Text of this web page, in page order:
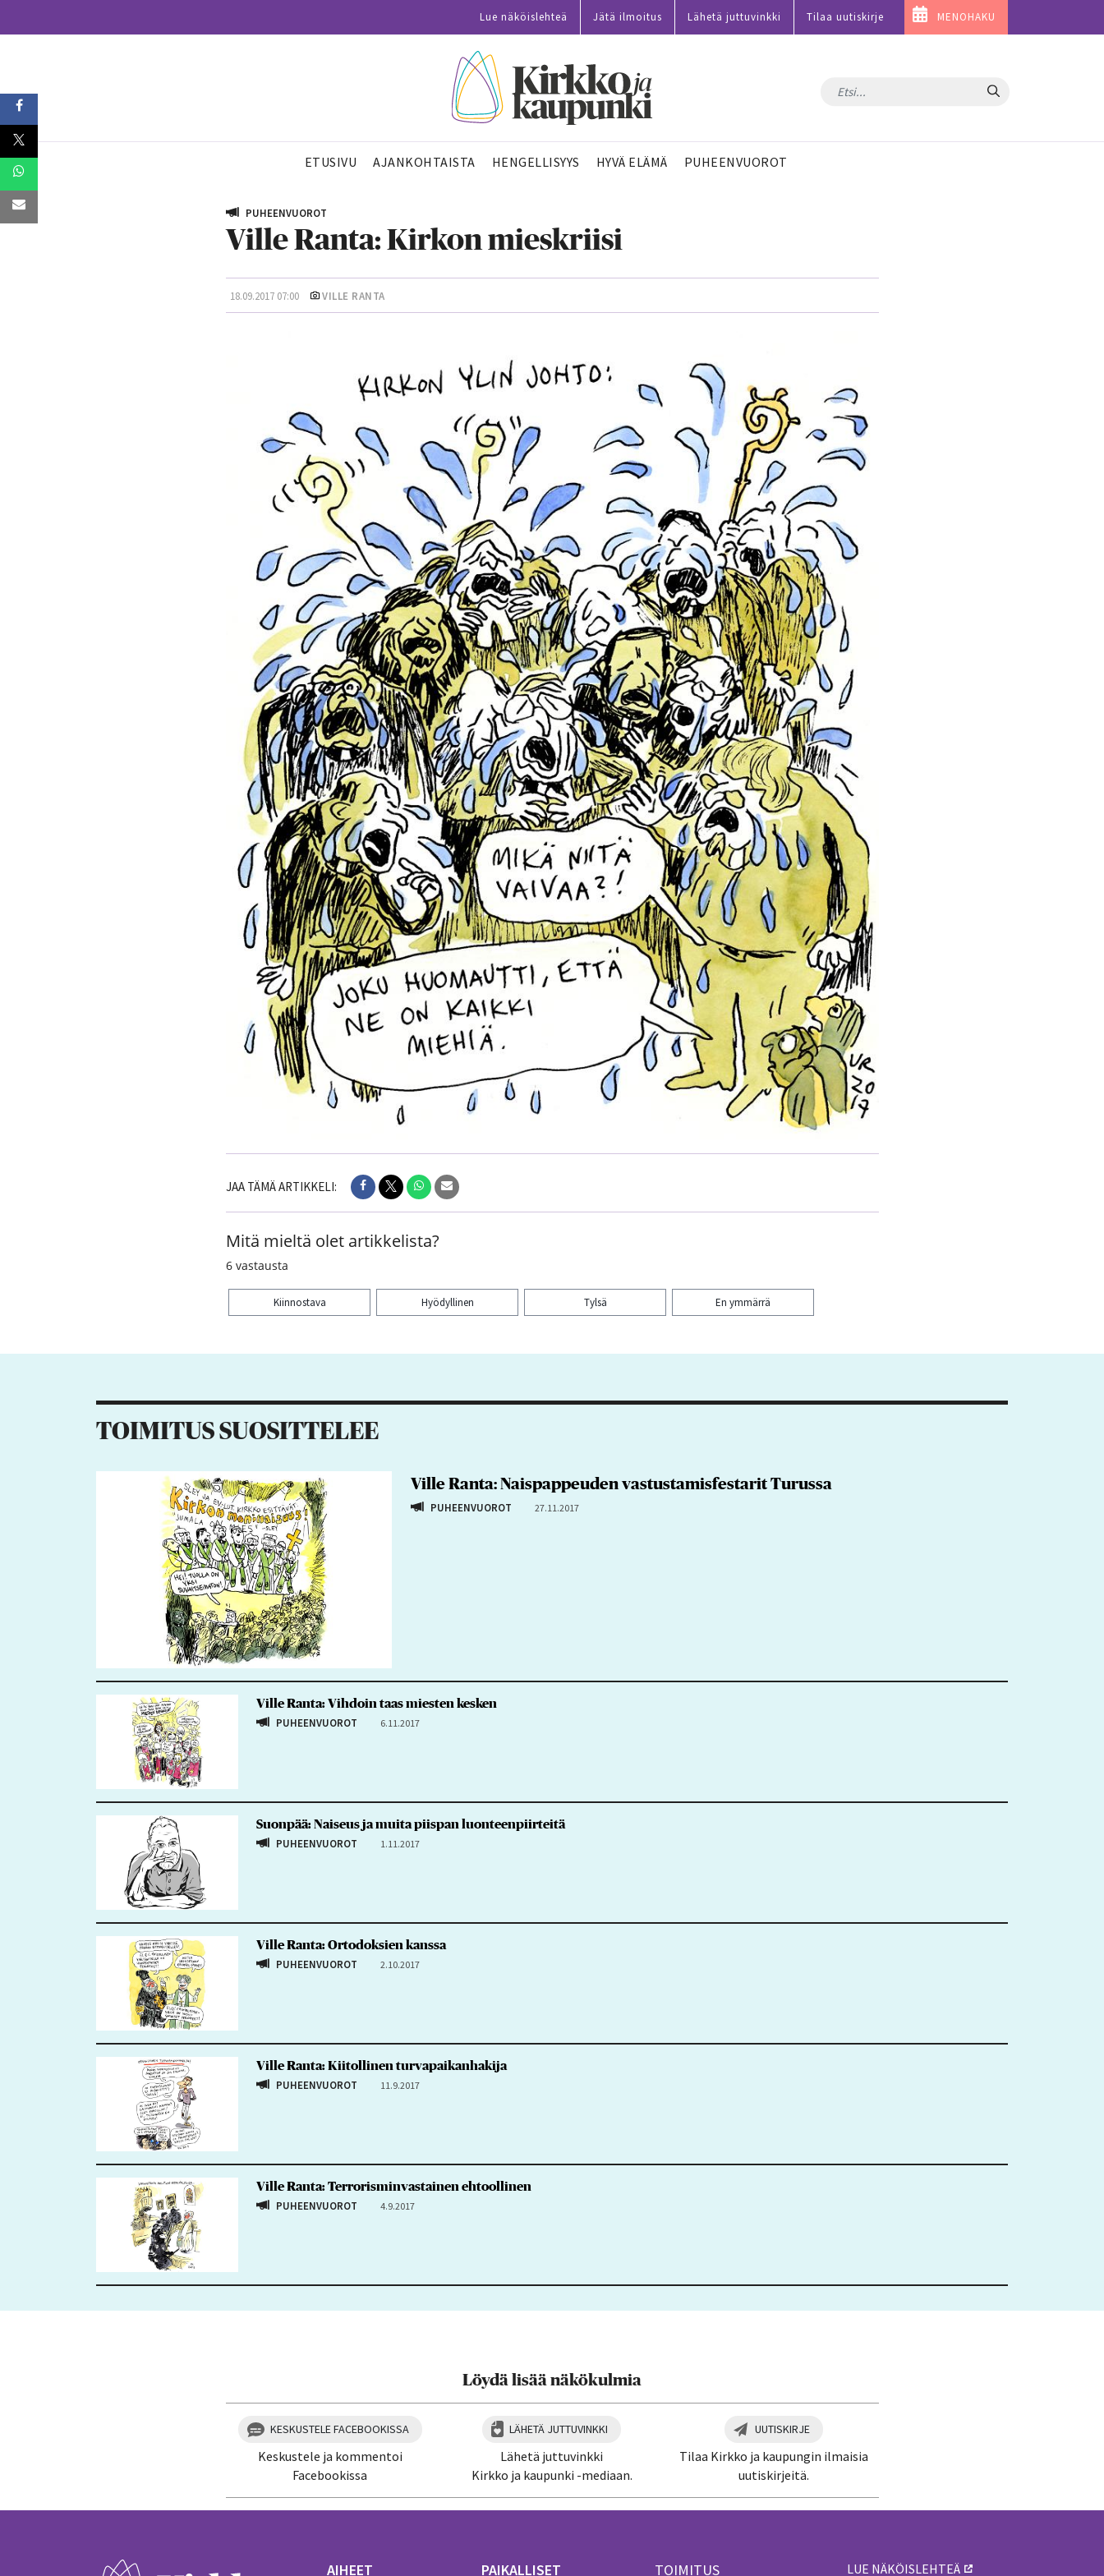
Lue näköislehteä Jätä ilmoitus Lähetä juttuvinkki Tilaa uutiskirje MENOHAKU
Hae
ETUSIVU AJANKOHTAISTA HENGELLISYYS HYVÄ ELÄMÄ PUHEENVUOROT
PUHEENVUOROT
Ville Ranta: Kirkon mieskriisi
18.09.2017 07:00 VILLE RANTA
JAA TÄMÄ ARTIKKELI:
Mitä mieltä olet artikkelista?
6 vastausta
Kiinnostava Hyödyllinen Tylsä En ymmärrä
TOIMITUS SUOSITTELEE
Ville Ranta: Naispappeuden vastustamisfestarit Turussa
PUHEENVUOROT 27.11.2017
Ville Ranta: Vihdoin taas miesten kesken
PUHEENVUOROT 6.11.2017
Suonpää: Naiseus ja muita piispan luonteenpiirteitä
PUHEENVUOROT 1.11.2017
Ville Ranta: Ortodoksien kanssa
PUHEENVUOROT 2.10.2017
Ville Ranta: Kiitollinen turvapaikanhakija
PUHEENVUOROT 11.9.2017
Ville Ranta: Terrorisminvastainen ehtoollinen
PUHEENVUOROT 4.9.2017
Löydä lisää näkökulmia
KESKUSTELE FACEBOOKISSA
Keskustele ja kommentoi
Facebookissa
LÄHETÄ JUTTUVINKKI
Lähetä juttuvinkki
Kirkko ja kaupunki -mediaan.
UUTISKIRJE
Tilaa Kirkko ja kaupungin ilmaisia
uutiskirjeitä.
AIHEET PAIKALLISET TOIMITUS LUE NÄKÖISLEHTEÄ